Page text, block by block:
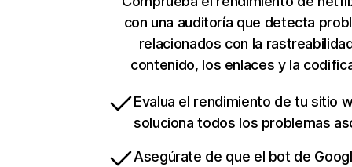
con una auditoría que detecta
relacionados con la
contenido, los enlaces y la
Evalua el rendimiento de tu sitio
soluciona todos los problemas
Asegúrate de que el bot de